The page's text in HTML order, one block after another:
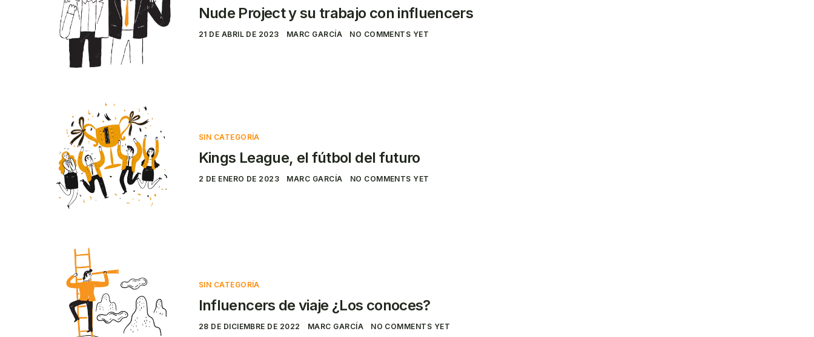
Nude Project y su trabajo con influencers
21 DE ABRIL DE 2023 MARC GARCÍA NO COMMENTS YET
SIN CATEGORÍA
Kings League, el fútbol del futuro
2 DE ENERO DE 2023 MARC GARCÍA NO COMMENTS YET
SIN CATEGORÍA
Influencers de viaje ¿Los conoces?
28 DE DICIEMBRE DE 2022 MARC GARCÍA NO COMMENTS YET